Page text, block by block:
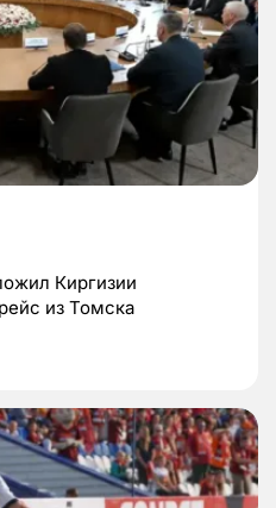
Киргизии
из Томска